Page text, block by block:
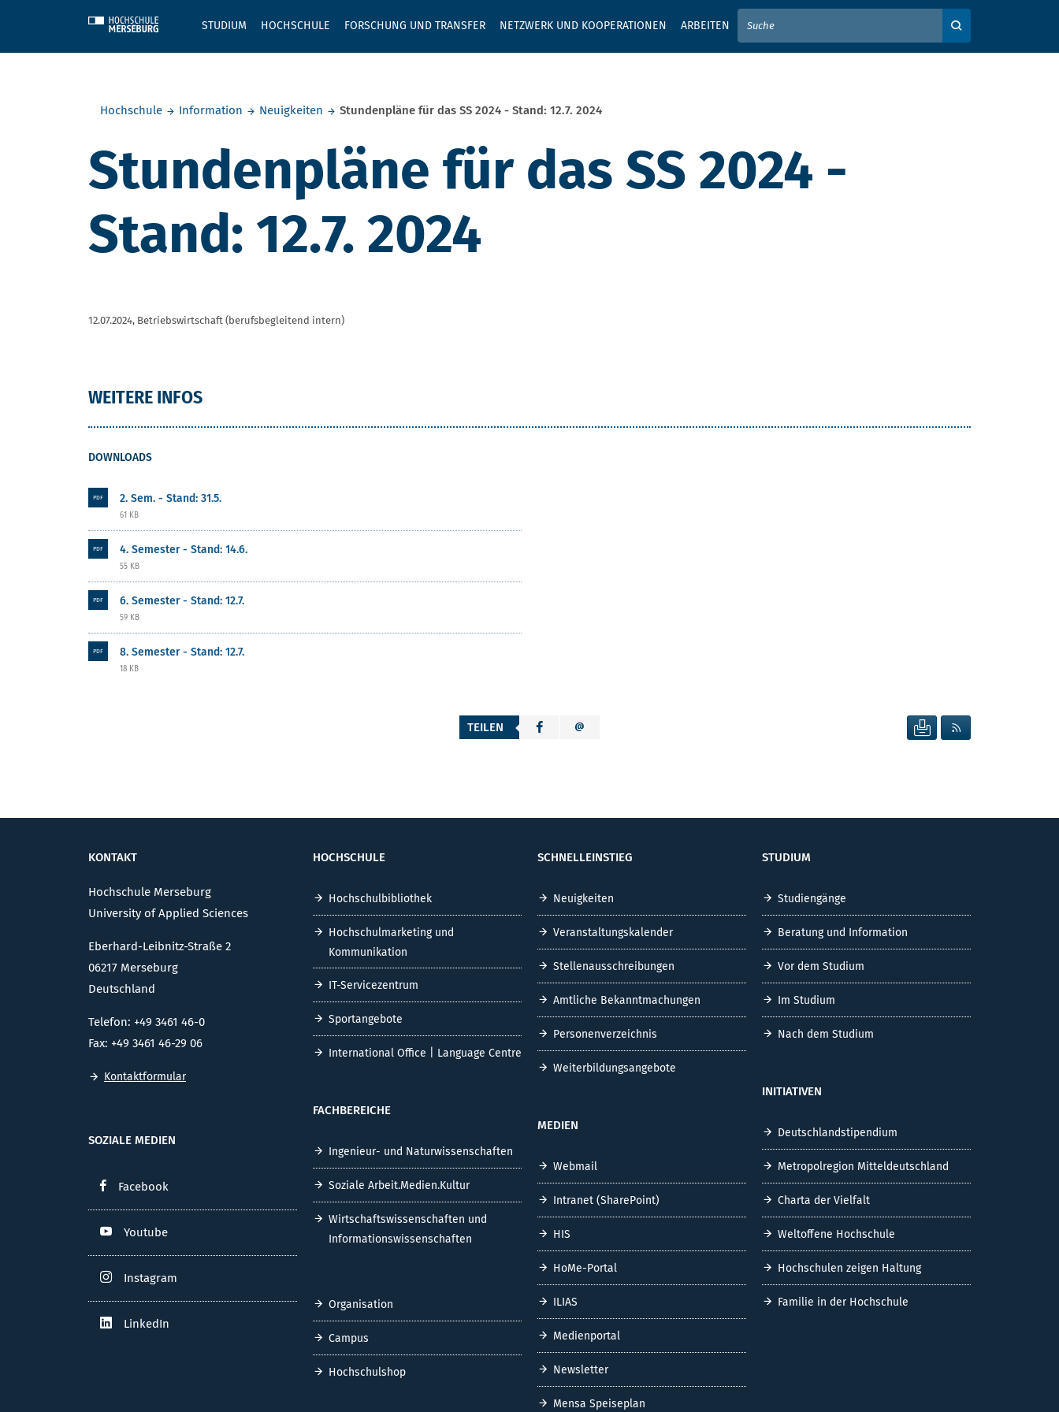
STUDIUM HOCHSCHULE FORSCHUNG UND TRANSFER NETZWERK UND KOOPERATIONEN ARBEITEN
GEBEN SIE HIER IHREN SUCHBEGRIFF EIN
Hochschule
Information Neuigkeiten Stundenpläne für das SS 2024 - Stand: 12.7. 2024
Stundenpläne für das SS 2024 -
Stand: 12.7. 2024
12.07.2024, Betriebswirtschaft (berufsbegleitend intern)
WEITERE INFOS
DOWNLOADS
PDF 2. Sem. - Stand: 31.5.
61 KB
PDF 4. Semester - Stand: 14.6.
55 KB
PDF 6. Semester - Stand: 12.7.
59 KB
PDF 8. Semester - Stand: 12.7.
18 KB
TEILEN SEITE DRUCKEN
KONTAKT
Hochschule Merseburg
University of Applied Sciences
Eberhard-Leibnitz-Straße 2
06217 Merseburg
Deutschland
Telefon: +49 3461 46-0
Fax: +49 3461 46-29 06
Kontaktformular
SOZIALE MEDIEN
Facebook
Youtube
Instagram
LinkedIn
HOCHSCHULE
Hochschulbibliothek
Hochschulmarketing und
Kommunikation
IT-Servicezentrum
Sportangebote
International Office | Language Centre
FACHBEREICHE
Ingenieur- und Naturwissenschaften
Soziale Arbeit.Medien.Kultur
Wirtschaftswissenschaften und
Informationswissenschaften
Organisation
Campus
Hochschulshop
SCHNELLEINSTIEG
Neuigkeiten
Veranstaltungskalender
Stellenausschreibungen
Amtliche Bekanntmachungen
Personenverzeichnis
Weiterbildungsangebote
MEDIEN
Webmail
Intranet (SharePoint)
HIS
HoMe-Portal
ILIAS
Medienportal
Newsletter
Mensa Speiseplan
STUDIUM
Studiengänge
Beratung und Information
Vor dem Studium
Im Studium
Nach dem Studium
INITIATIVEN
Deutschlandstipendium
Metropolregion Mitteldeutschland
Charta der Vielfalt
Weltoffene Hochschule
Hochschulen zeigen Haltung
Familie in der Hochschule